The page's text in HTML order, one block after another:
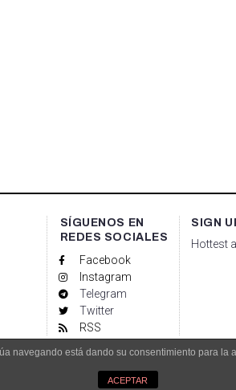
SÍGUENOS EN
REDES SOCIALES
Facebook
Instagram
Telegram
Twitter
RSS
SIGN
Hottest
navegando está dando su consentimiento para
ACEPTAR